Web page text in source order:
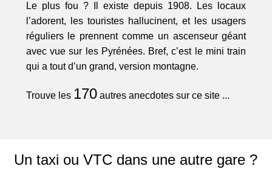
Le plus fou ? Il existe depuis 1908. Les locaux
l’adorent, les touristes hallucinent, et les usagers
réguliers le prennent comme un ascenseur géant
avec vue sur les Pyrénées. Bref, c’est le mini train
qui a tout d’un grand, version montagne.
Trouve les 170autres anecdotes sur ce site ...
Un taxi ou VTC dans une autre gare ?